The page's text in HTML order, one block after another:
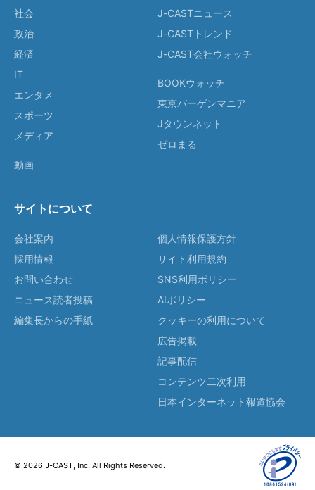
社会
政治
経済
IT
エンタメ
スポーツ
メディア
動画
J-CASTニュース
J-CASTトレンド
J-CAST会社ウォッチ
BOOKウォッチ
東京バーゲンマニア
Jタウンネット
ゼロまる
サイトについて
会社案内
採用情報
お問い合わせ
ニュース読者投稿
編集長からの手紙
個人情報保護方針
サイト利用規約
SNS利用ポリシー
AIポリシー
クッキーの利用について
広告掲載
記事配信
コンテンツ二次利用
日本インターネット報道協会
© 2026 J-CAST, Inc. All Rights Reserved.